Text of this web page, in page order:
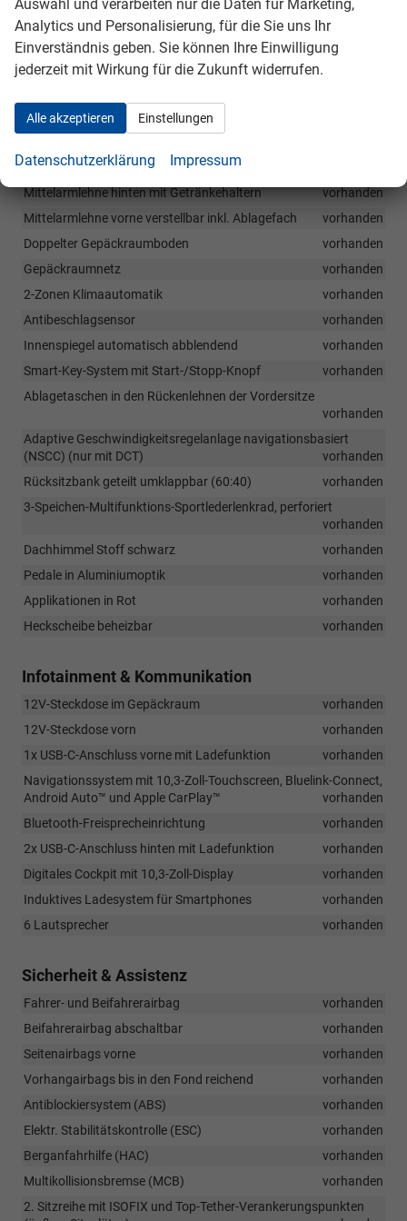
Lüftungsdüsen für 2. Sitzreihe unter Fahrer- und Beifahrersitz
vorhanden
Fahrersitz mit elektrisch einstellbarer Lendenwirbelstütze
Fensterheber elektrisch inkl. Abwärts-/Aufwärtsautomatik mit
Höheneinstellbare Vordersitze
Mittelarmlehne hinten mit Getränkehaltern
vorhanden
Mittelarmlehne vorne verstellbar inkl. Ablagefach
vorhanden
Doppelter Gepäckraumboden
vorhanden
Gepäckraumnetz
vorhanden
2-Zonen Klimaautomatik
vorhanden
Antibeschlagsensor
vorhanden
Innenspiegel automatisch abblendend
vorhanden
Smart-Key-System mit Start-/Stopp-Knopf
vorhanden
Ablagetaschen in den Rückenlehnen der Vordersitze
vorhanden
Adaptive Geschwindigkeitsregelanlage navigationsbasiert
(NSCC) (nur mit DCT)
vorhanden
Rücksitzbank geteilt umklappbar (60:40)
vorhanden
3-Speichen-Multifunktions-Sportlederlenkrad, perforiert
vorhanden
Dachhimmel Stoff schwarz
vorhanden
Pedale in Aluminiumoptik
vorhanden
Applikationen in Rot
vorhanden
Heckscheibe beheizbar
vorhanden
Infotainment & Kommunikation
12V-Steckdose im Gepäckraum
vorhanden
12V-Steckdose vorn
vorhanden
1x USB-C-Anschluss vorne mit Ladefunktion
vorhanden
Navigationssystem mit 10,3-Zoll-Touchscreen, Bluelink-Connect,
Android Auto™ und Apple CarPlay™
vorhanden
Bluetooth-Freisprecheinrichtung
vorhanden
2x USB-C-Anschluss hinten mit Ladefunktion
vorhanden
Digitales Cockpit mit 10,3-Zoll-Display
vorhanden
Induktives Ladesystem für Smartphones
vorhanden
6 Lautsprecher
vorhanden
Sicherheit & Assistenz
Fahrer- und Beifahrerairbag
vorhanden
Beifahrerairbag abschaltbar
vorhanden
Seitenairbags vorne
vorhanden
Vorhangairbags bis in den Fond reichend
vorhanden
Antiblockiersystem (ABS)
vorhanden
Elektr. Stabilitätskontrolle (ESC)
vorhanden
Berganfahrhilfe (HAC)
vorhanden
Multikollisionsbremse (MCB)
vorhanden
2. Sitzreihe mit ISOFIX und Top-Tether-Verankerungspunkten
Auswahl und verarbeiten nur die Daten für Marketing,
Analytics und Personalisierung, für die Sie uns Ihr
Einverständnis geben. Sie können Ihre Einwilligung
jederzeit mit Wirkung für die Zukunft widerrufen.
Alle akzeptieren Einstellungen
Datenschutzerklärung Impressum